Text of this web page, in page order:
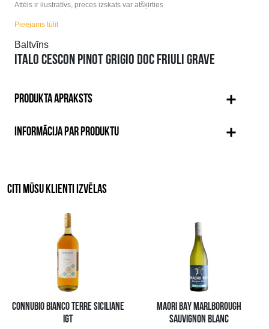
Attēls ir ilustratīvs, preces izskats var atšķirties
Pieejams tūlīt
Baltvīns
ITALO CESCON PINOT GRIGIO DOC FRIULI GRAVE
PRODUKTA APRAKSTS
INFORMĀCIJA PAR PRODUKTU
CITI MŪSU KLIENTI IZVĒLAS
CONNUBIO BIANCO TERRE SICILIANE
IGT
MAORI BAY MARLBOROUGH
SAUVIGNON BLANC